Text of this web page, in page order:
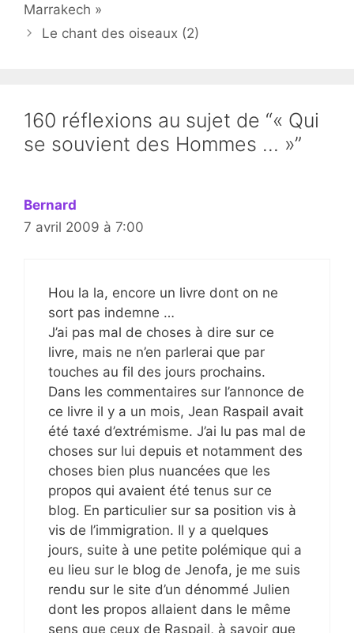
Marrakech »
Le chant des oiseaux (2)
160 réflexions au sujet de “« Qui
se souvient des Hommes … »”
Bernard
7 avril 2009 à 7:00
Hou la la, encore un livre dont on ne
sort pas indemne …
J’ai pas mal de choses à dire sur ce
livre, mais ne n’en parlerai que par
touches au fil des jours prochains.
Dans les commentaires sur l’annonce de
ce livre il y a un mois, Jean Raspail avait
été taxé d’extrémisme. J’ai lu pas mal de
choses sur lui depuis et notamment des
choses bien plus nuancées que les
propos qui avaient été tenus sur ce
blog. En particulier sur sa position vis à
vis de l’immigration. Il y a quelques
jours, suite à une petite polémique qui a
eu lieu sur le blog de Jenofa, je me suis
rendu sur le site d’un dénommé Julien
dont les propos allaient dans le même
sens que ceux de Raspail, à savoir que